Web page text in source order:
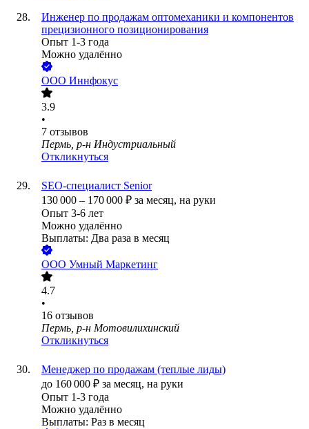
Инженер по продажам оптомеханики и компонентов
прецизионного позиционирования
Опыт 1-3 года
Можно удалённо
ООО Иннфокус
3.9
•
7 отзывов
Пермь, р-н Индустриальный
Откликнуться
SEO-специалист Senior
130 000 – 170 000 ₽ за месяц, на руки
Опыт 3-6 лет
Можно удалённо
Выплаты: Два раза в месяц
ООО Умный Маркетинг
4.7
•
16 отзывов
Пермь, р-н Мотовилихинский
Откликнуться
Менеджер по продажам (теплые лиды)
до 160 000 ₽ за месяц, на руки
Опыт 1-3 года
Можно удалённо
Выплаты: Раз в месяц